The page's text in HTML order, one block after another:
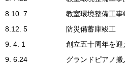
8.10. 7
教室環境整備工事
8.12. 5
防災備蓄庫竣工
9. 4. 1
創立五十周年を迎
9. 6.24
グランドピアノ